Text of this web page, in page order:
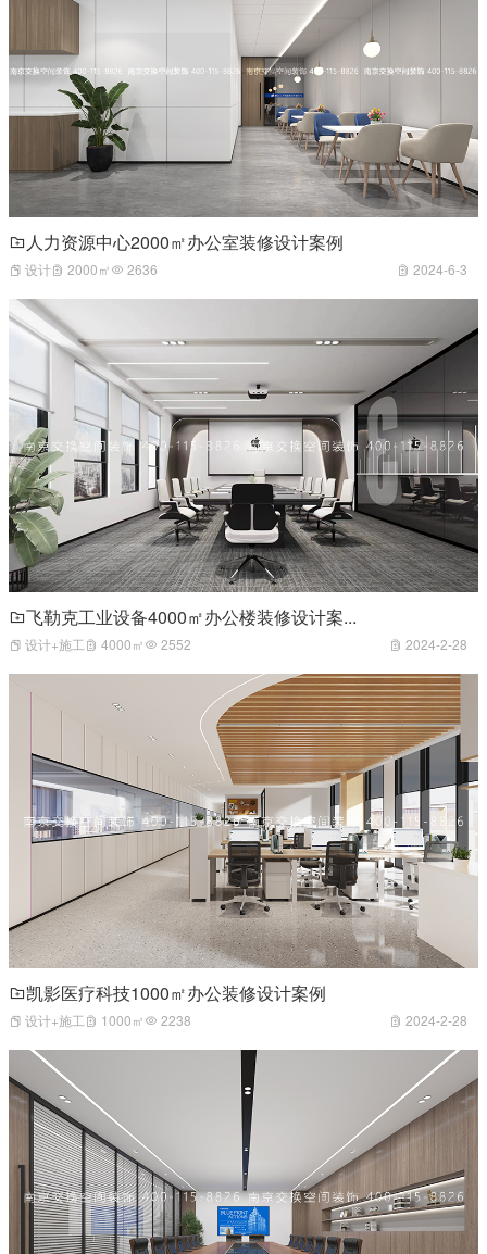
人力资源中心2000㎡办公室装修设计案例
设计 2000㎡ 2636 2024-6-3
飞勒克工业设备4000㎡办公楼装修设计案...
设计+施工 4000㎡ 2552 2024-2-28
凯影医疗科技1000㎡办公装修设计案例
设计+施工 1000㎡ 2238 2024-2-28